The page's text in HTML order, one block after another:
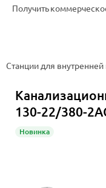
Получить
Станции для внутренней
130-22/380-
Новинка